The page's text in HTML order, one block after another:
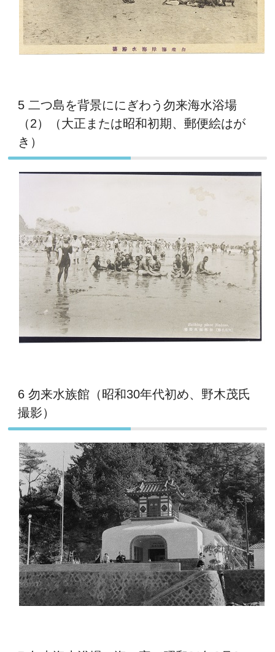
5 二つ島を背景ににぎわう勿来海水浴場
（2）（大正または昭和初期、郵便絵はが
き）
6 勿来水族館（昭和30年代初め、野木茂氏
撮影）